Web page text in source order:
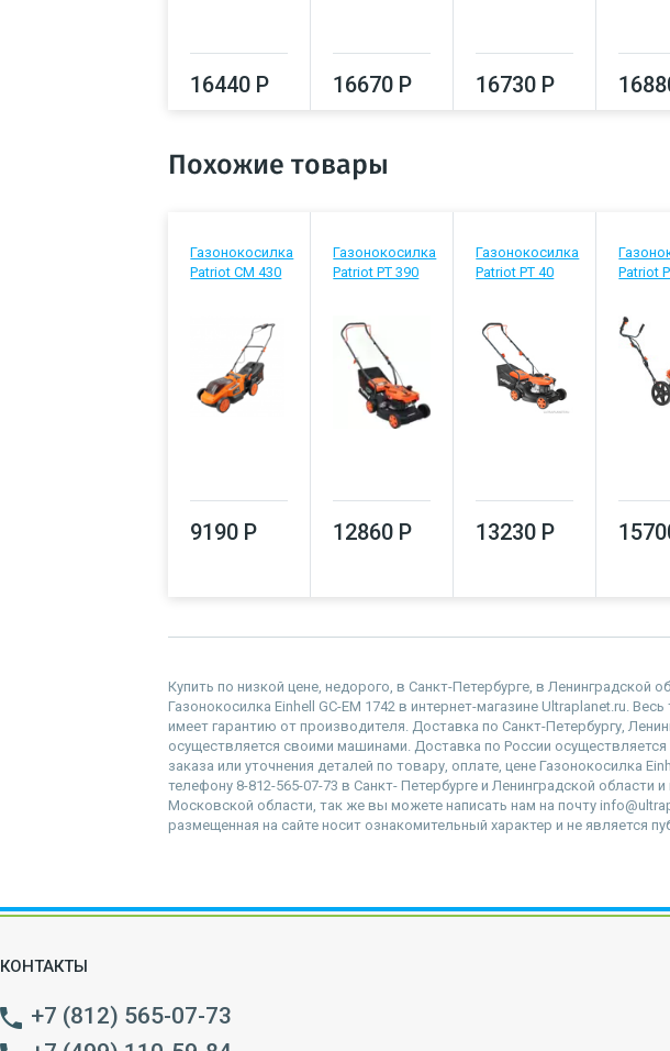
16440 Р 16670 Р 16730 Р
Похожие товары
Газонокосилка
Patriot CM 430
9190 Р
Газонокосилка
Patriot PT 390
12860 Р
Газонокосилка
Patriot PT 40
13230 Р
Patriot
Купить по низкой цене, недорого, в Санкт-Петербурге, в Ленинградской
Газонокосилка Einhell GC-EM 1742 в интернет-магазине Ultraplanet.ru.
имеет гарантию от производителя. Доставка по Санкт-Петербургу,
осуществляется своими машинами. Доставка по России
заказа или уточнения деталей по товару, оплате, цене Газонокосилка
телефону 8-812-565-07-73 в Санкт- Петербурге и Ленинградской области
Московской области, так же вы можете написать нам на почту
размещенная на сайте носит ознакомительный характер и не является
КОНТАКТЫ
+7 (812) 565-07-73